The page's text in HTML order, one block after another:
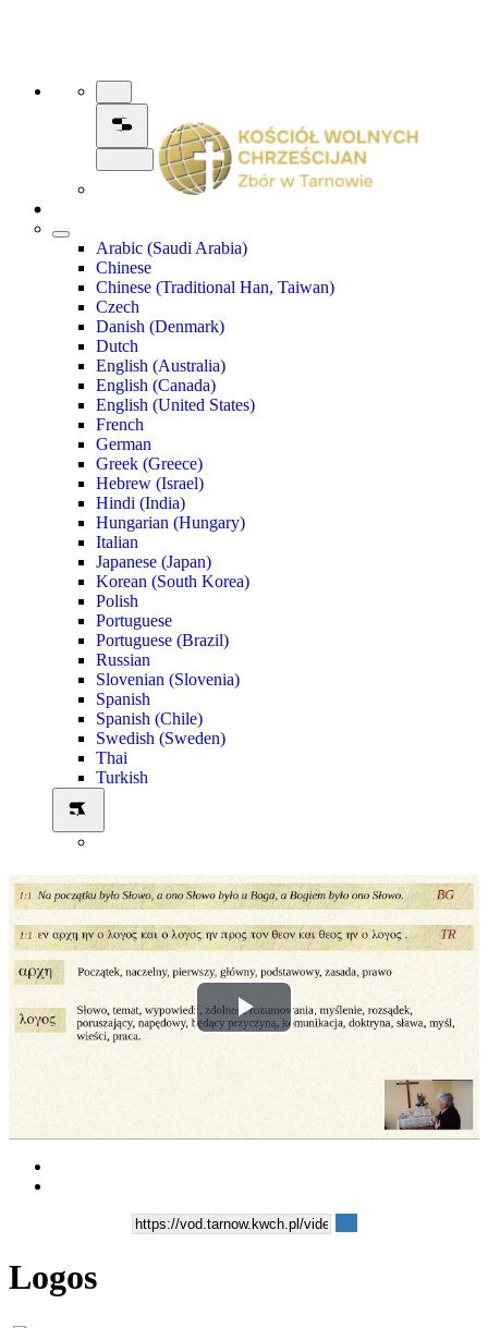
Arabic (Saudi Arabia)
Chinese
Chinese (Traditional Han, Taiwan)
Czech
Danish (Denmark)
Dutch
English (Australia)
English (Canada)
English (United States)
French
German
Greek (Greece)
Hebrew (Israel)
Hindi (India)
Hungarian (Hungary)
Italian
Japanese (Japan)
Korean (South Korea)
Polish
Portuguese
Portuguese (Brazil)
Russian
Slovenian (Slovenia)
Spanish
Spanish (Chile)
Swedish (Sweden)
Thai
Turkish
Play
Logos